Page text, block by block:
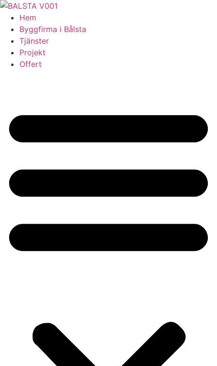
Skip
content
Hem
Byggfirma i Bålsta
Tjänster
Projekt
Offert